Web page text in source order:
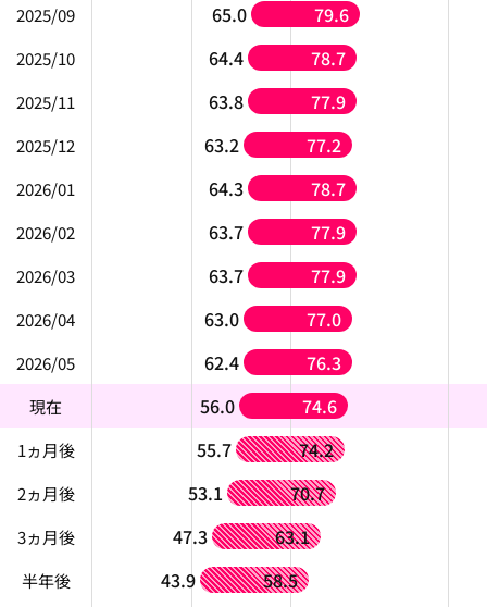
2025/09 65.0 79.6
2025/10 64.4 78.7
2025/11 63.8 77.9
2025/12 63.2 77.2
2026/01 64.3 78.7
2026/02 63.7 77.9
2026/03 63.7 77.9
2026/04 63.0 77.0
2026/05 62.4 76.3
現在 56.0 74.6
1ヵ月後 55.7 74.2
2ヵ月後 53.1 70.7
3ヵ月後 47.3 63.1
半年後 43.9 58.5